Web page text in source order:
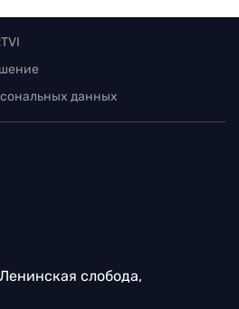
данных
слобода,